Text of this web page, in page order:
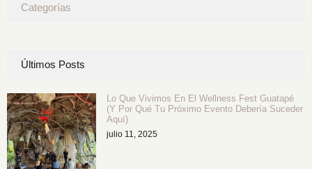
Categorías
Últimos Posts
Lo Que Vivimos En El Wellness Fest Guatapé
(y Por Qué Tu Próximo Evento Debería Suceder
Aquí)
julio 11, 2025